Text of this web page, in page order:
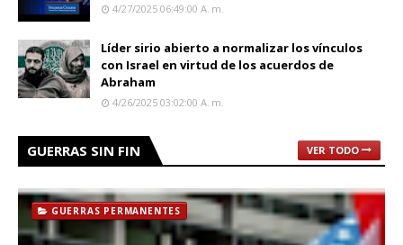
4/27/2025 06:49:00 A. M.
Líder sirio abierto a normalizar los vínculos
con Israel en virtud de los acuerdos de
Abraham
4/26/2025 03:02:00 A. M.
GUERRAS SIN FIN VER TODO
GUERRAS PERMANENTES